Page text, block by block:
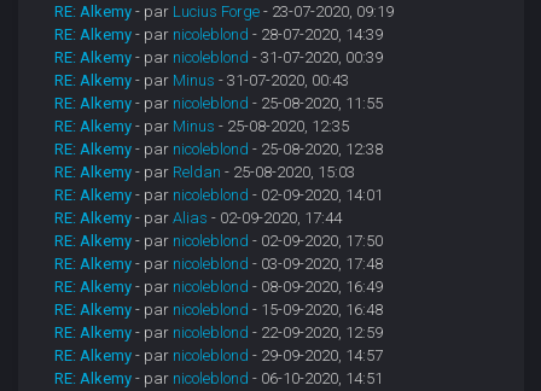
RE: Alkemy - par Lucius Forge - 23-07-2020, 09:19
RE: Alkemy - par nicoleblond - 28-07-2020, 14:39
RE: Alkemy - par nicoleblond - 31-07-2020, 00:39
RE: Alkemy - par Minus - 31-07-2020, 00:43
RE: Alkemy - par nicoleblond - 25-08-2020, 11:55
RE: Alkemy - par Minus - 25-08-2020, 12:35
RE: Alkemy - par nicoleblond - 25-08-2020, 12:38
RE: Alkemy - par Reldan - 25-08-2020, 15:03
RE: Alkemy - par nicoleblond - 02-09-2020, 14:01
RE: Alkemy - parAlias - 02-09-2020, 17:44
RE: Alkemy - par nicoleblond - 02-09-2020, 17:50
RE: Alkemy - par nicoleblond - 03-09-2020, 17:48
RE: Alkemy - par nicoleblond - 08-09-2020, 16:49
RE: Alkemy - par nicoleblond - 15-09-2020, 16:48
RE: Alkemy - par nicoleblond - 22-09-2020, 12:59
RE: Alkemy - par nicoleblond - 29-09-2020, 14:57
RE: Alkemy - par nicoleblond - 06-10-2020, 14:51